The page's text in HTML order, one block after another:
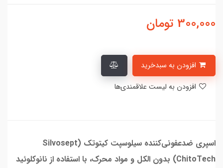
300,000 تومان
اسپری ضدعفونی‌کننده سیلوسپت کیتوتک (Silvosept
ChitoTech) بدون الکل و مواد محرک، با استفاده از نانوکلوئید